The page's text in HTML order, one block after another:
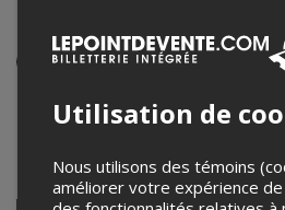
Événement en personne
Espace Quatre Cents
100 Quai Saint-André , Québec,QC,
Partagez cet événement
Twitter
Utilisation de
Nous utilisons des témoins
améliorer votre expérience